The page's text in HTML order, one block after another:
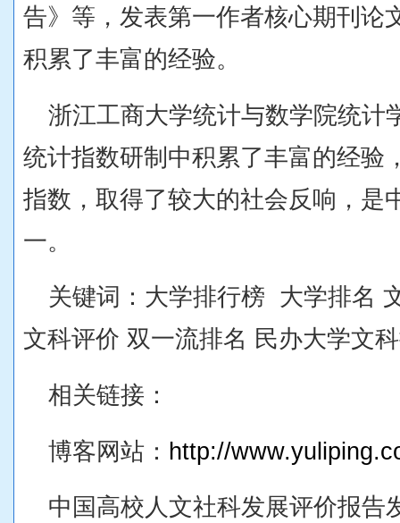
告》等，发表第一作者核心期刊论
积累了丰富的经验。
浙江工商大学统计与数学院统计
统计指数研制中积累了丰富的经验
指数，取得了较大的社会反响，是
一。
关键词：大学排行榜 大学排名
文科评价 双一流排名 民办大学文
相关链接：
博客网站： http://
中国高校人文社科发展评价报告